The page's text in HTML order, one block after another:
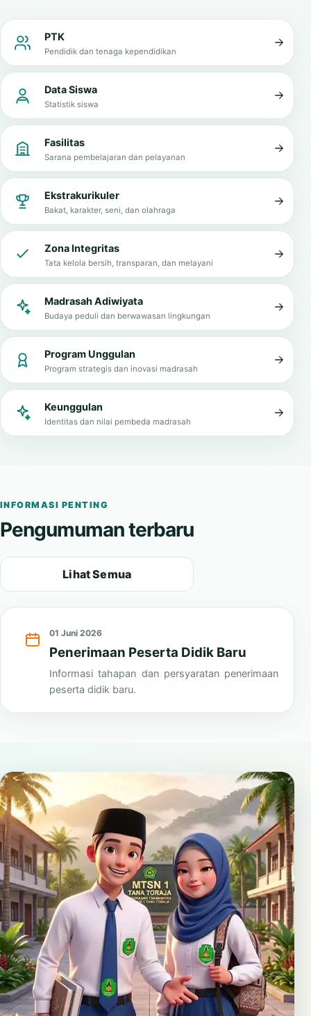
PTK
Pendidik dan tenaga kependidikan
Data Siswa
Statistik siswa
Fasilitas
Sarana pembelajaran dan pelayanan
Ekstrakurikuler
Bakat, karakter, seni, dan olahraga
Zona Integritas
Tata kelola bersih, transparan, dan melayani
Madrasah Adiwiyata
Budaya peduli dan berwawasan lingkungan
Program Unggulan
Program strategis dan inovasi madrasah
Keunggulan
Identitas dan nilai pembeda madrasah
INFORMASI PENTING
Pengumuman terbaru
Lihat Semua
01 Juni 2026
Penerimaan Peserta Didik Baru
Informasi tahapan dan persyaratan penerimaan
peserta didik baru.